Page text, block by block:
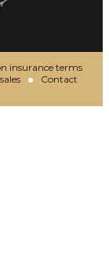
insurance terms
Contact